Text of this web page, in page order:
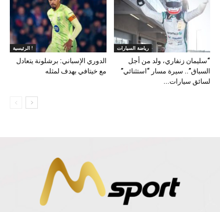
الرئيسية !
الدوري الإسباني: برشلونة يتعادل
مع خيتافي بهدف لمثله
رياضة السيارات
“سليمان زنفاري، ولد من أجل
السباق”.. سيرة مسار “استثنائي”
لسائق سيارات...